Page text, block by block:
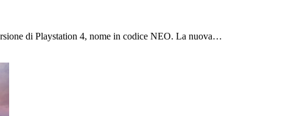
di Playstation 4, nome in codice NEO. La nuova…